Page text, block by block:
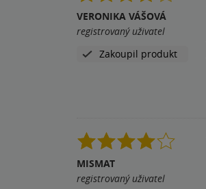
VERONIKA VÁŠOVÁ
registrovaný uživatel
Zakoupil produkt
MISMAT
registrovaný uživatel